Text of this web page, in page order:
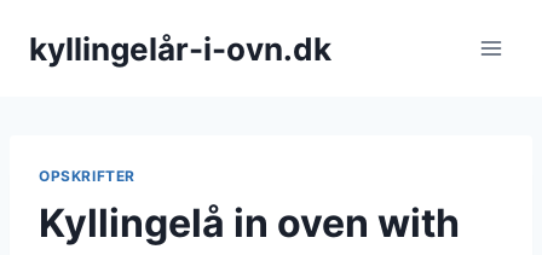
kyllingelår-i-ovn.dk
OPSKRIFTER
Kyllingelå in oven with